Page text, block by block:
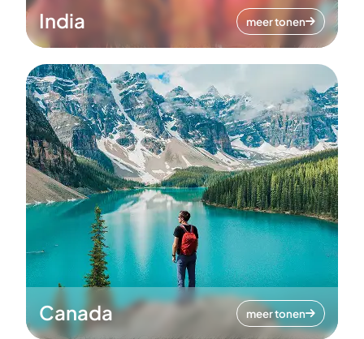
India meer tonen
Canada meer tonen